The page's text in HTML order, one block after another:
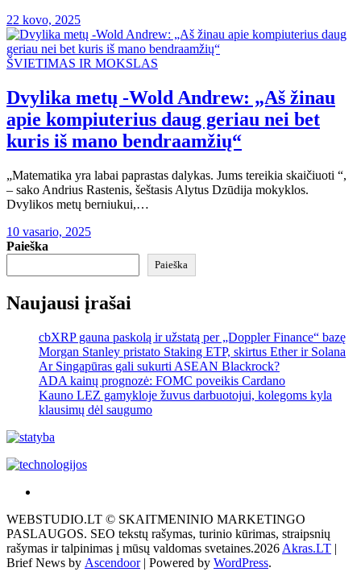
22 kovo, 2025
ŠVIETIMAS IR MOKSLAS
Dvylika metų -Wold Andrew: „Aš žinau
apie kompiuterius daug geriau nei bet
kuris iš mano bendraamžių“
„Matematika yra labai paprastas dalykas. Jums tereikia skaičiuoti “,
– sako Andrius Rastenis, šeštasis Alytus Dzūdija mokyklos.
Dvylikos metų berniukui,…
10 vasario, 2025
Paieška
Paieška
Naujausi įrašai
cbXRP gauna paskolą ir užstatą per „Doppler Finance“ bazę
Morgan Stanley pristato Staking ETP, skirtus Ether ir Solana
Ar Singapūras gali sukurti ASEAN Blackrock?
ADA kainų prognozė: FOMC poveikis Cardano
Kauno LEZ gamykloje žuvus darbuotojui, kolegoms kyla
klausimų dėl saugumo
tai
žemės
ploto
matavimo
WEBSTUDIO.LT © SKAITMENINIO MARKETINGO
PASLAUGOS. SEO tekstų rašymas, turinio kūrimas, straipsnių
rašymas ir talpinimas į mūsų valdomas svetaines.2026 Akras.LT |
Brief News by Ascendoor| Powered by WordPress.